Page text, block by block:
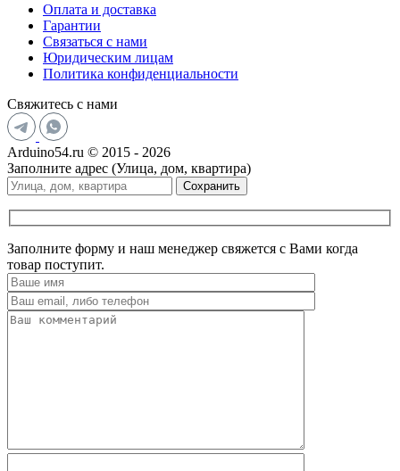
Оплата и доставка
Гарантии
Связаться с нами
Юридическим лицам
Политика конфиденциальности
Свяжитесь с нами
Arduino54.ru © 2015 - 2026
Заполните адрес (Улица, дом, квартира)
Сохранить
Заполните форму и наш менеджер свяжется с Вами когда
товар поступит.